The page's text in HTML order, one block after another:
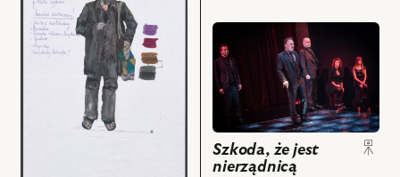
obiektu
Burza,
Projekt:
przejdź
do
obiektu
Szkoda,
jest
nierządnicą,
i
Szkoda, że jest
nierządnicą